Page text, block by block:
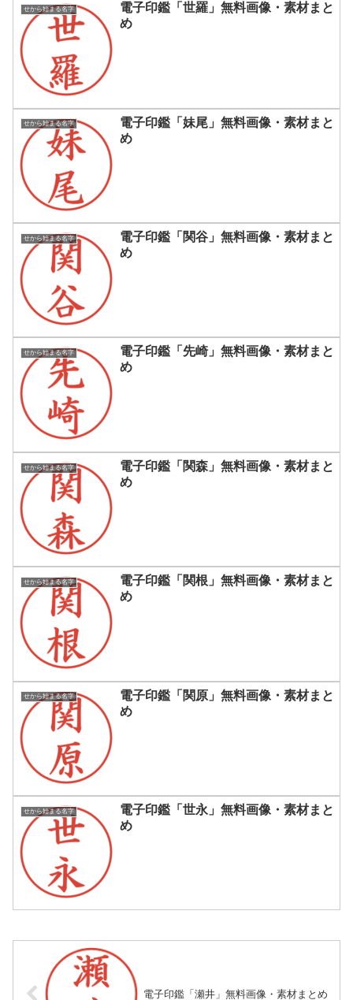
せから始まる名字
電子印鑑「世羅」無料画像・素材まと
め
せから始まる名字
電子印鑑「妹尾」無料画像・素材まと
め
せから始まる名字
電子印鑑「関谷」無料画像・素材まと
め
せから始まる名字
電子印鑑「先崎」無料画像・素材まと
め
せから始まる名字
電子印鑑「関森」無料画像・素材まと
め
せから始まる名字
電子印鑑「関根」無料画像・素材まと
め
せから始まる名字
電子印鑑「関原」無料画像・素材まと
め
せから始まる名字
電子印鑑「世永」無料画像・素材まと
め
電子印鑑「瀬井」無料画像・素材まとめ